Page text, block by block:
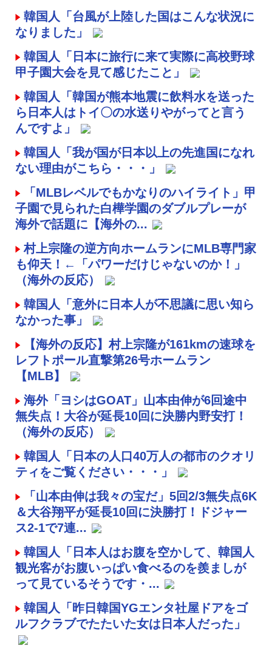
韓国人「台風が上陸した国はこんな状況に
なりました」
韓国人「日本に旅行に来て実際に高校野球
甲子園大会を見て感じたこと」
韓国人「韓国が熊本地震に飲料水を送った
ら日本人はトイ〇の水送りやがってと言う
んですよ」
韓国人「我が国が日本以上の先進国になれ
ない理由がこちら・・・」
「MLBレベルでもかなりのハイライト」甲
子園で見られた白樺学園のダブルプレーが
海外で話題に【海外の...
村上宗隆の逆方向ホームランにMLB専門家
も仰天！←「パワーだけじゃないのか！」
（海外の反応）
韓国人「意外に日本人が不思議に思い知ら
なかった事」
【海外の反応】村上宗隆が161kmの速球を
レフトポール直撃第26号ホームラン
【MLB】
海外「ヨシはGOAT」山本由伸が6回途中
無失点！大谷が延長10回に決勝内野安打！
（海外の反応）
韓国人「日本の人口40万人の都市のクオリ
ティをご覧ください・・・」
「山本由伸は我々の宝だ」5回2/3無失点6K
＆大谷翔平が延長10回に決勝打！ドジャー
ス2-1で7連...
韓国人「日本人はお腹を空かして、韓国人
観光客がお腹いっぱい食べるのを羨ましが
って見ているそうです・...
韓国人「昨日韓国YGエンタ社屋ドアをゴ
ルフクラブでたたいた女は日本人だった」